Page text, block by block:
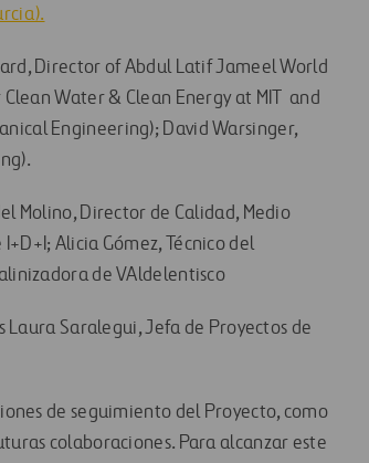
Director of Abdul Latif Jameel World
Water & Clean Energy at MIT and
Engineering); David Warsinger,
Molino, Director de Calidad, Medio
Alicia Gómez, Técnico del
de VAldelentisco
Saralegui, Jefa de Proyectos de
de seguimiento del Proyecto, como
colaboraciones. Para alcanzar este